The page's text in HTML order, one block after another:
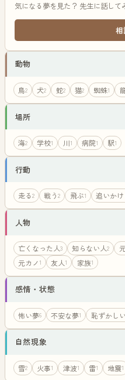
気になる夢を見た？ 先生に話して
相
動物
鳥2 犬2 蛇2 猫2 蜘蛛1
場所
海2 学校1 川1 病院1 駅1
行動
走る2 戦う2 飛ぶ1 追いか
人物
亡くなった人3 知らない人2
元カノ1 友人1 家族1
感情・状態
怖い夢6 不安な夢1 恥ずかし
自然現象
雪2 火事1 津波1 雷1 地震1